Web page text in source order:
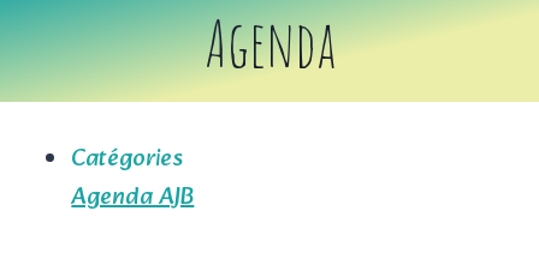
Agenda
Catégories
Agenda AJB